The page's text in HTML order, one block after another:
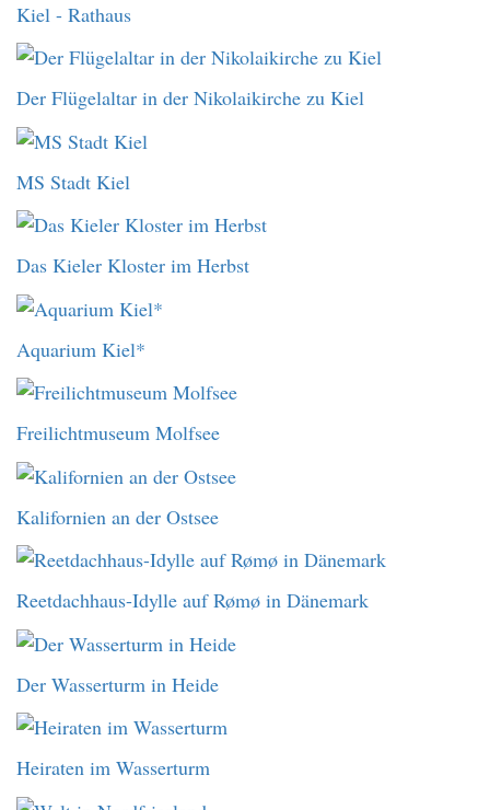
Kiel - Rathaus
Der Flügelaltar in der Nikolaikirche zu Kiel
MS Stadt Kiel
Das Kieler Kloster im Herbst
Aquarium Kiel*
Freilichtmuseum Molfsee
Kalifornien an der Ostsee
Reetdachhaus-Idylle auf Rømø in Dänemark
Der Wasserturm in Heide
Heiraten im Wasserturm